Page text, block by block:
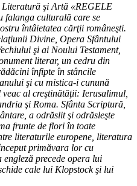
şi Artă «REGELE
falanga culturală care se
întâietatea cărţii româneşti.
Divine, Opera Sfântului
şi ai Noului Testament,
literar, un cedru din
înfipte în stâncile
şi cu mistica-i cunună
al creştinătăţii: Ierusalimul,
şi Roma. Sfânta Scriptură,
a odrăslit şi odrăsleşte
frunte de flori în toate
literaturile europene, literatura
primăvara lor cu
precede opera lui
cale lui Klopstock şi lui